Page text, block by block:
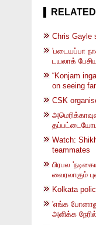
Chris Gayle
'படையப்பா
டயலாக்
“Konjam
on seeing
CSK
Watch:
teammates
பிரபல
வைரலாகும்
Kolkata
'எங்க
அளிக்க